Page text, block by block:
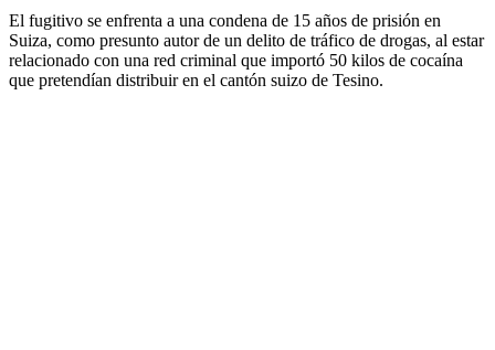
El fugitivo se enfrenta a una condena de 15 años de prisión en
Suiza, como presunto autor de un delito de tráfico de drogas, al estar
relacionado con una red criminal que importó 50 kilos de cocaína
que pretendían distribuir en el cantón suizo de Tesino.